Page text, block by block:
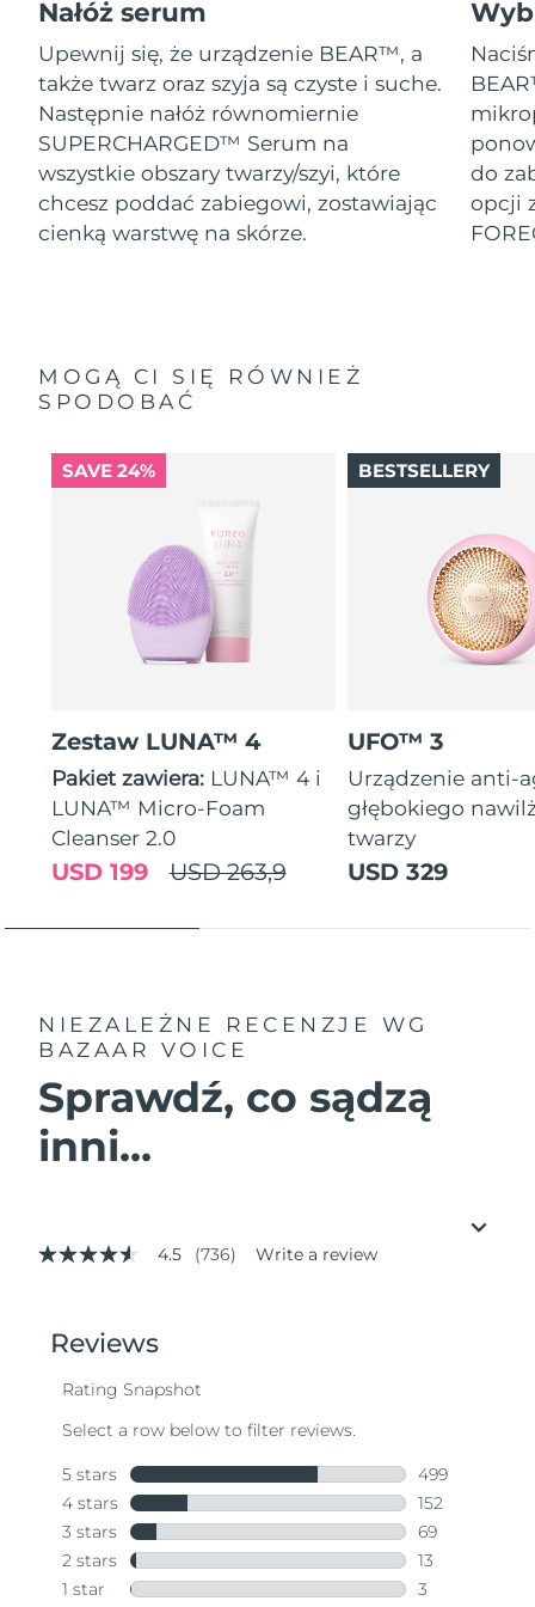
Nałóż serum
Upewnij się, że urządzenie BEAR™, a
także twarz oraz szyja są czyste i suche.
Następnie nałóż równomiernie
SUPERCHARGED™ Serum na
wszystkie obszary twarzy/szyi, które
chcesz poddać zabiegowi, zostawiając
cienką warstwę na skórze.
do
opcji
MOGĄ CI SIĘ RÓWNIEŻ
SPODOBAĆ
SAVE 24%
Zestaw LUNA™ 4
Pakiet zawiera: LUNA™ 4 i
LUNA™ Micro-Foam
Cleanser 2.0
USD 263,9
USD 199
UFO™ 3
Urządzenie anti-
głębokiego
twarzy
USD 329
BESTSELLERY
NIEZALEŻNE RECENZJE
WG
BAZAAR VOICE
Sprawdź, co sądzą
inni...
4.5
stars,
average
value.
736
Same
page
link.
4.5 (736) Write a review